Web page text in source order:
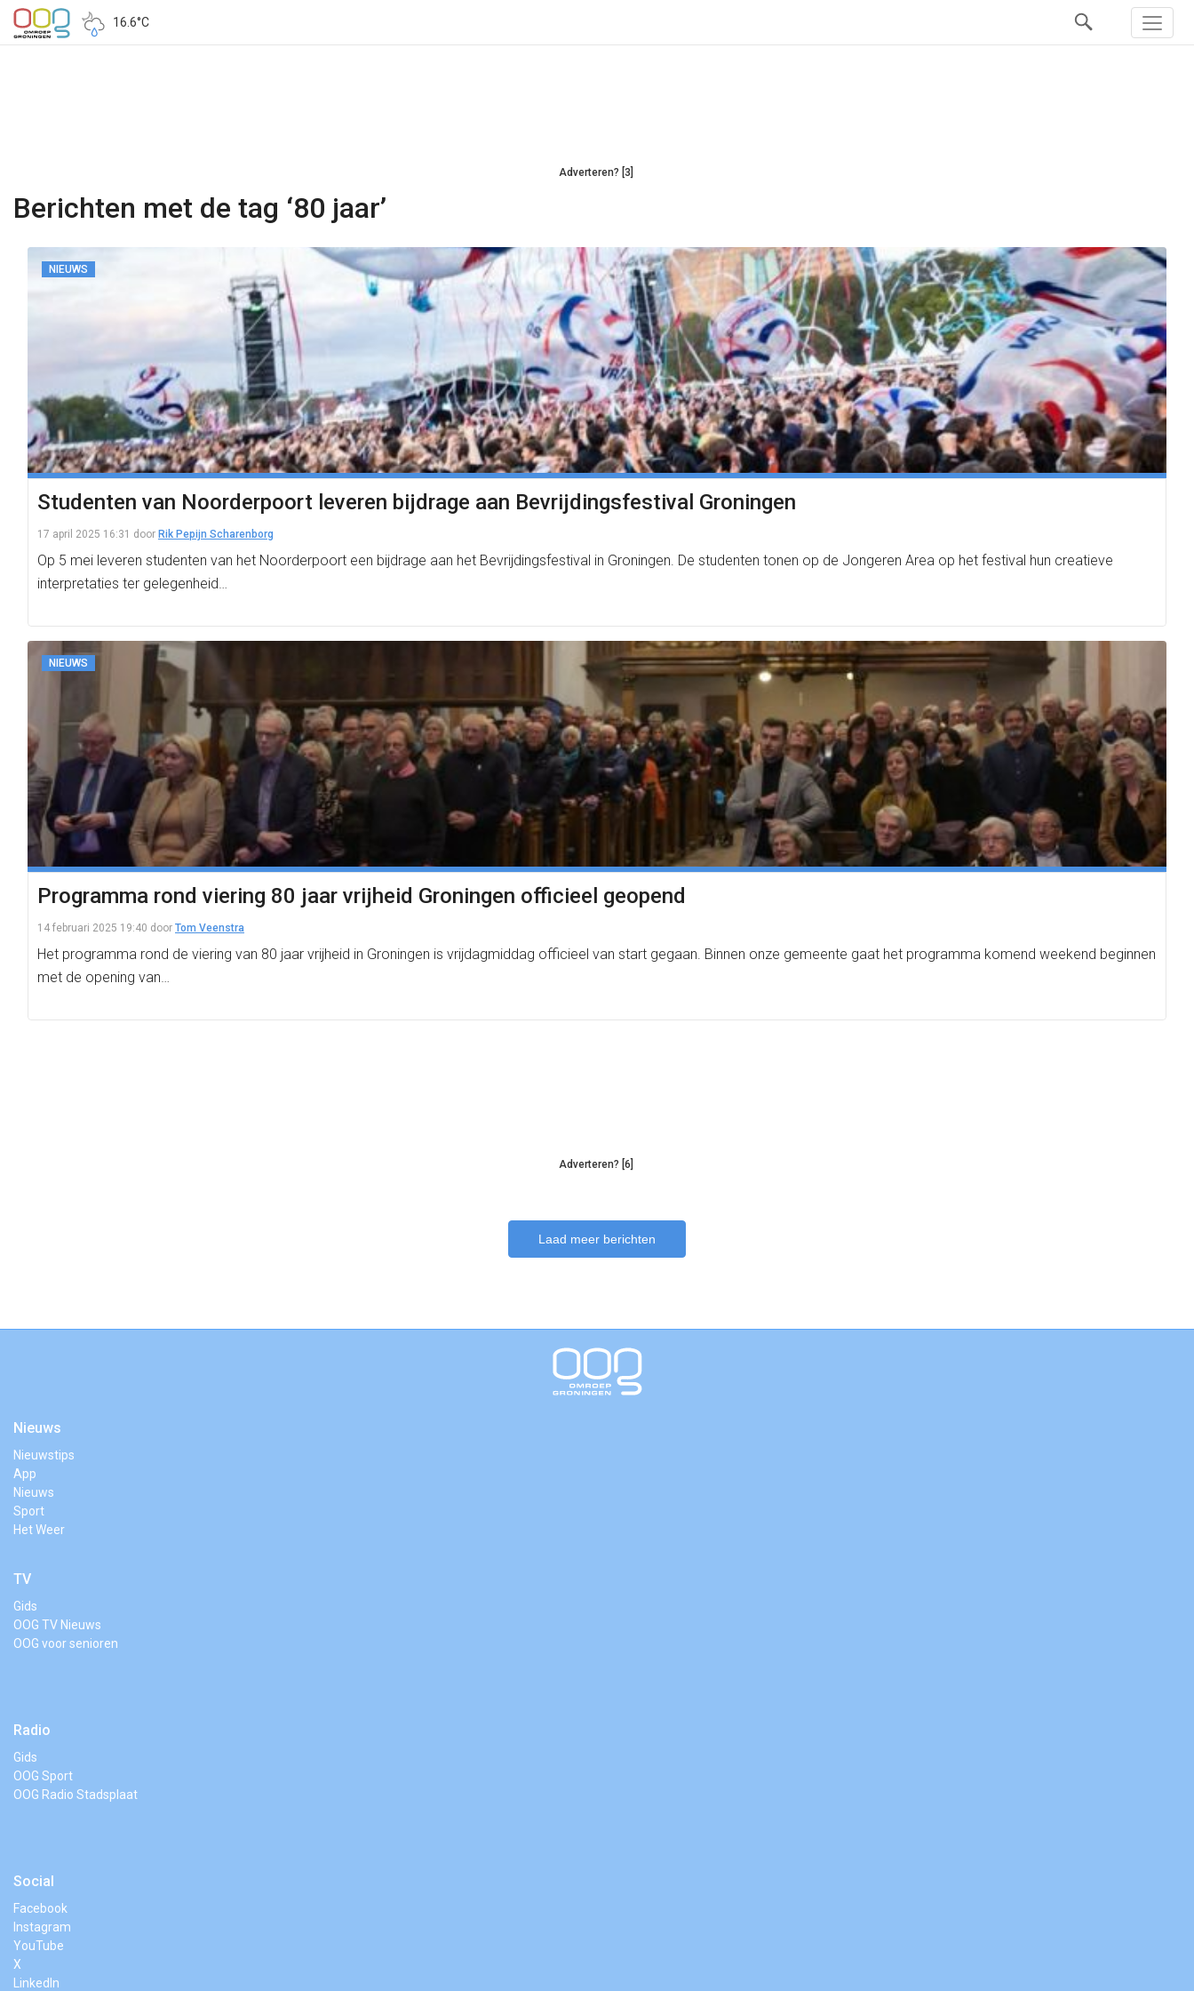
16.6°C
Adverteren? [3]
Berichten met de tag ‘80 jaar’
NIEUWS
Studenten van Noorderpoort leveren bijdrage aan Bevrijdingsfestival Groningen
17 april 2025 16:31 door Rik Pepijn Scharenborg
Op 5 mei leveren studenten van het Noorderpoort een bijdrage aan het Bevrijdingsfestival in Groningen. De studenten tonen op de Jongeren Area op het festival hun creatieve
interpretaties ter gelegenheid…
NIEUWS
Programma rond viering 80 jaar vrijheid Groningen officieel geopend
14 februari 2025 19:40 door Tom Veenstra
Het programma rond de viering van 80 jaar vrijheid in Groningen is vrijdagmiddag officieel van start gegaan. Binnen onze gemeente gaat het programma komend weekend beginnen
met de opening van…
Adverteren? [6]
Laad meer berichten
Nieuws
Nieuwstips
App
Nieuws
Sport
Het Weer
TV
Gids
OOG TV Nieuws
OOG voor senioren
Radio
Gids
OOG Sport
OOG Radio Stadsplaat
Social
Facebook
Instagram
YouTube
X
LinkedIn